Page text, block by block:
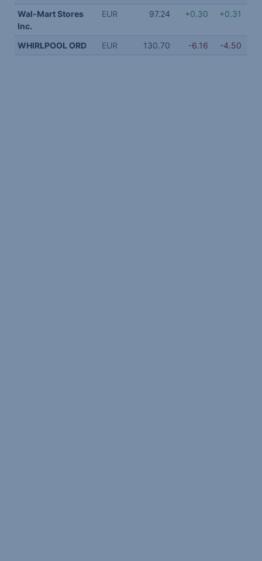
Wal-Mart Stores
Inc.
EUR 97.24 +0.30 +0.31
WHIRLPOOL ORD EUR 130.70 -6.16 -4.50